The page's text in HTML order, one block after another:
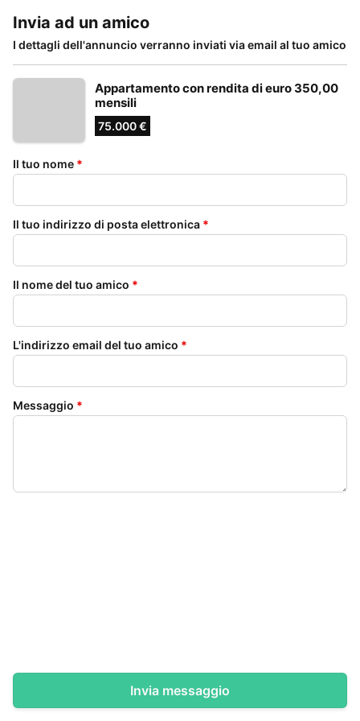
Invia ad un amico
I dettagli dell'annuncio verranno inviati via email al tuo amico
Appartamento con rendita di euro 350,00
mensili
75.000 €
Il tuo nome *
Il tuo indirizzo di posta elettronica *
Il nome del tuo amico *
L'indirizzo email del tuo amico *
Messaggio *
Invia messaggio